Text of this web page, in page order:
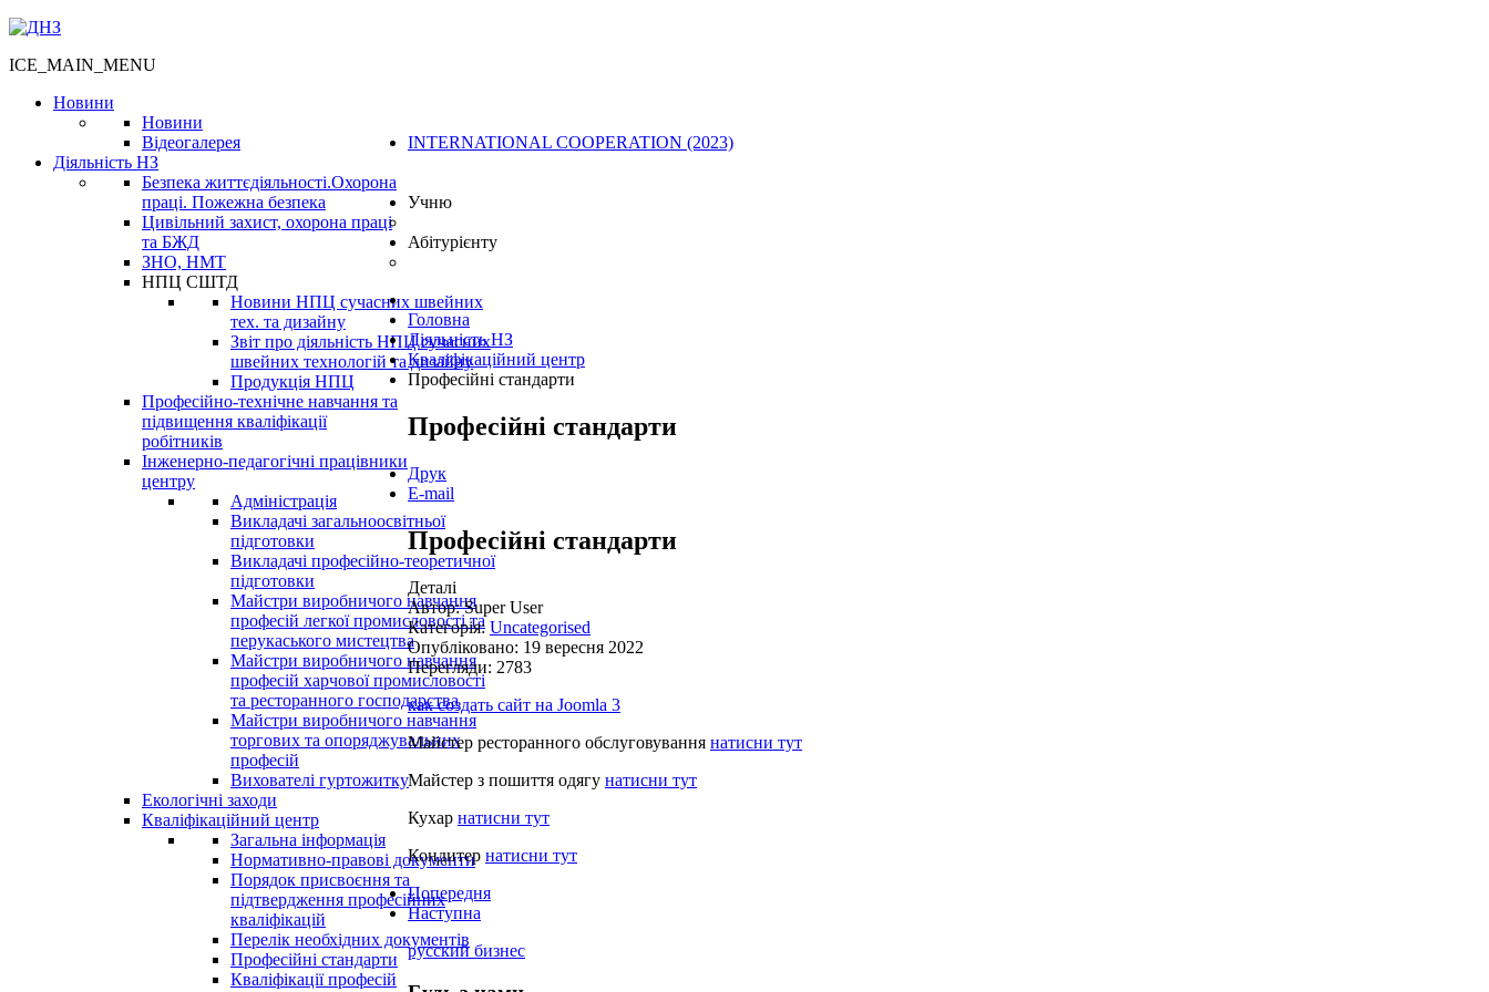
ICE_MAIN_MENU
Новини
Новини
Відеогалерея
INTERNATIONAL COOPERATION (2023)
Діяльність НЗ
Безпека життєдіяльності.Охорона
праці. Пожежна безпека
Цивільний захист, охорона праці
та БЖД
ЗНО, НМТ
НПЦ СШТД
Новини НПЦ сучасних швейних
тех. та дизайну
Звіт про діяльність НПЦ сучасних
швейних технологій та дизайну
Продукція НПЦ
Професійно-технічне навчання та
підвищення кваліфікації
робітників
Інженерно-педагогічні працівники
центру
Адміністрація
Викладачі загальноосвітньої
підготовки
Викладачі професійно-теоретичної
підготовки
Майстри виробничого навчання
професій легкої промисловості та
перукаського мистецтва
Майстри виробничого навчання
професій харчової промисловості
та ресторанного господарства
Майстри виробничого навчання
торгових та опоряджувальних
професій
Вихователі гуртожитку
Екологічні заходи
Кваліфікаційний центр
Загальна інформація
Нормативно-правові документи
Порядок присвоєння та
підтвердження професійних
кваліфікацій
Перелік необхідних документів
Професійні стандарти
Кваліфікації професій
Учню
Абітурієнту
Головна
Діяльність НЗ
Кваліфікаційний центр
Професійні стандарти
Професійні стандарти
Друк
E-mail
Професійні стандарти
Деталі
Автор: Super User
Категорія: Uncategorised
Опубліковано: 19 вересня 2022
Перегляди: 2783
как создать сайт на Joomla 3
Майстер ресторанного обслуговування натисни тут
Майстер з пошиття одягу натисни тут
Кухар натисни тут
Кондитер натисни тут
Попередня
Наступна
русский бизнес